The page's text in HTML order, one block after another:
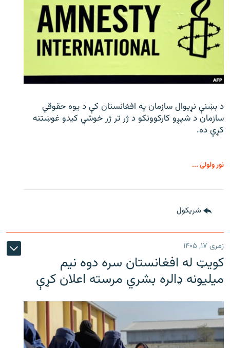
د بښنې نړیوال سازمان په افغانستان کې د یوه حقوقي
سازمان د شپږو کارکوونکو د ژر تر ژر خوشي کیدو غوښتنه
کړې ده.
نور ولولئ ...
شريکول
زمری ۱۷, ۱۴۰۵
کویټ له افغانستان سره دوه نیم
میلیونه ډالره بشري مرسته اعلان کړې